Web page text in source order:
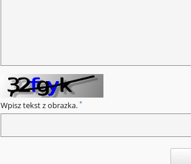
Wpisz tekst z obrazka. *